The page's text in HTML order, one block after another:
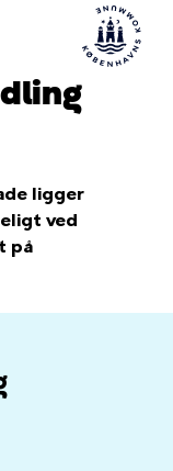
ligger
ved
på